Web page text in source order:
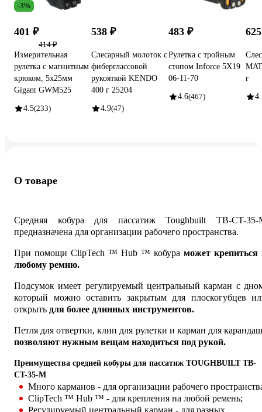
-3%
401 ₽
414 ₽
Измерительная
рулетка с магнитным
крюком, 5x25мм
Gigant GWM525
4.5(233)
538 ₽
Слесарный молоток с
фиберглассовой
рукояткой KENDO
400 г 25204
4.9(47)
483 ₽
Рулетка с тройным
стопом Inforce 5Х19
06-11-70
4.6(467)
г
О товаре
Средняя кобура для пассатиж Toughbuilt TB-CT-35-
предназначена для организации рабочего пространства.
При помощи ClipTech ™ Hub ™ кобура может крепиться
любому ремню.
Подсумок имеет регулируемый центральный карман с
который можно оставить закрытым для плоскогубцев
открыть для более длинных инструментов.
Петля для отвертки, клип для рулетки и карман для
позволяют нужным вещам находиться под рукой.
Преимущества средней кобуры для пассатиж TOUGHBUILT TB-
CT-35-M
Много карманов - для организации рабочего
ClipTech ™ Hub ™ - для крепления на любой ремень;
Регулируемый центральный карман - для разных